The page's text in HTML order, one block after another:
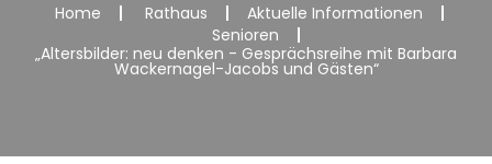
Home Rathaus
Aktuelle Informationen
Senioren
„Altersbilder: neu denken - Gesprächsreihe mit Barbara
Wackernagel-Jacobs und Gästen“